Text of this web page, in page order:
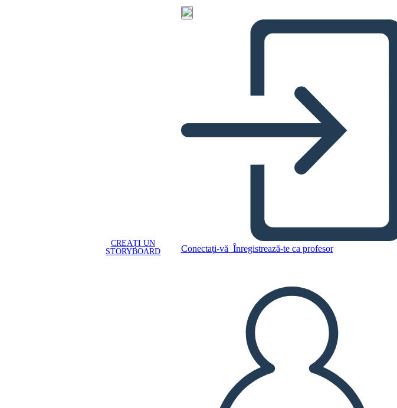
CREAȚI UN
STORYBOARD
Conectați-vă Înregistrează-te ca profesor